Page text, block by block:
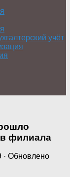
учёт
филиала
· Обновлено